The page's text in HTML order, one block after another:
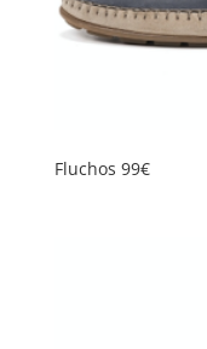
Fluchos 99€